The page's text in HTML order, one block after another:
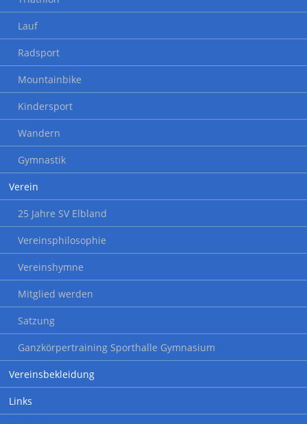
Lauf
Radsport
Mountainbike
Kindersport
Wandern
Gymnastik
Verein
25 Jahre SV Elbland
Vereinsphilosophie
Vereinshymne
Mitglied werden
Satzung
Ganzkörpertraining Sporthalle Gymnasium
Vereinsbekleidung
Links